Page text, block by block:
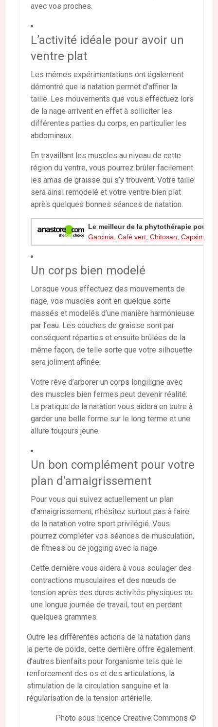
avec vos proches.
L’activité idéale pour avoir un
ventre plat
Les mêmes expérimentations ont également
démontré que la natation permet d’affiner la
taille. Les mouvements que vous effectuez lors
de la nage arrivent en effet à solliciter les
différentes parties du corps, en particulier les
abdominaux.
En travaillant les muscles au niveau de cette
région du ventre, vous pourrez brûler facilement
les amas de graisse qui s’y trouvent. Votre taille
sera ainsi remodelé et votre ventre bien plat
après quelques bonnes séances de natation.
Le meilleur de la phytothérapie pour
Garcinia Café vert Chitosan Capsimax
Un corps bien modelé
Lorsque vous effectuez des mouvements de
nage, vos muscles sont en quelque sorte
massés et modelés d’une manière harmonieuse
par l’eau. Les couches de graisse sont par
conséquent réparties et ensuite brûlées de la
même façon, de telle sorte que votre silhouette
sera joliment affinée.
Votre rêve d’arborer un corps longiligne avec
des muscles bien fermes peut devenir réalité.
La pratique de la natation vous aidera en outre à
garder une belle forme sur le long terme et une
allure toujours jeune.
Un bon complément pour votre
plan d’amaigrissement
Pour vous qui suivez actuellement un plan
d’amaigrissement, n’hésitez surtout pas à faire
de la natation votre sport privilégié. Vous
pourrez compléter vos séances de musculation,
de fitness ou de jogging avec la nage.
Cette dernière vous aidera à vous soulager des
contractions musculaires et des nœuds de
tension après des dures activités physiques ou
une longue journée de travail, tout en perdant
quelques grammes.
Outre les différentes actions de la natation dans
la perte de poids, cette dernière offre également
d’autres bienfaits pour l’organisme tels que le
renforcement des os et des articulations, la
stimulation de la circulation sanguine et la
régularisation de la tension artérielle.
Photo sous licence Creative Commons ©